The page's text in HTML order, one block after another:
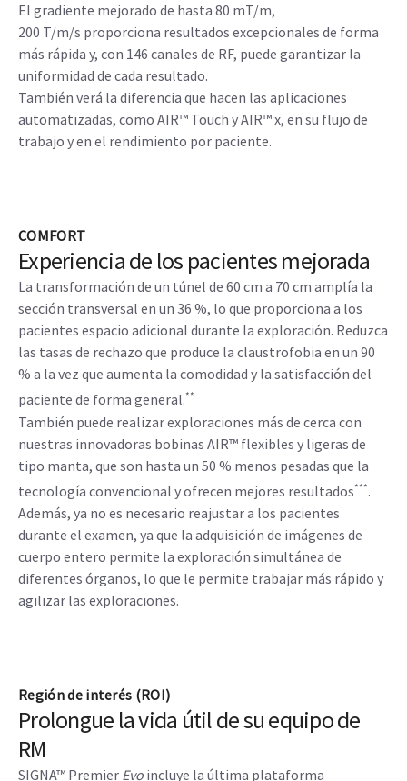
El gradiente mejorado de hasta 80 mT/m,
200 T/m/s proporciona resultados excepcionales de forma
más rápida y, con 146 canales de RF, puede garantizar la
uniformidad de cada resultado.
También verá la diferencia que hacen las aplicaciones
automatizadas, como AIR™ Touch y AIR™ x, en su flujo de
trabajo y en el rendimiento por paciente.
COMFORT
Experiencia de los pacientes mejorada
La transformación de un túnel de 60 cm a 70 cm amplía la
sección transversal en un 36 %, lo que proporciona a los
pacientes espacio adicional durante la exploración. Reduzca
las tasas de rechazo que produce la claustrofobia en un 90
% a la vez que aumenta la comodidad y la satisfacción del
paciente de forma general.**
También puede realizar exploraciones más de cerca con
nuestras innovadoras bobinas AIR™ flexibles y ligeras de
tipo manta, que son hasta un 50 % menos pesadas que la
tecnología convencional y ofrecen mejores resultados***.
Además, ya no es necesario reajustar a los pacientes
durante el examen, ya que la adquisición de imágenes de
cuerpo entero permite la exploración simultánea de
diferentes órganos, lo que le permite trabajar más rápido y
agilizar las exploraciones.
Región de interés (ROI)
Prolongue la vida útil de su equipo de
RM
SIGNA™ Premier Evo incluye la última plataforma